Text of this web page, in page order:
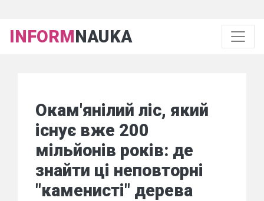
INFORMNAUKA
Окам'янілий ліс, який
існує вже 200
мільйонів років: де
знайти ці неповторні
"каменисті" дерева